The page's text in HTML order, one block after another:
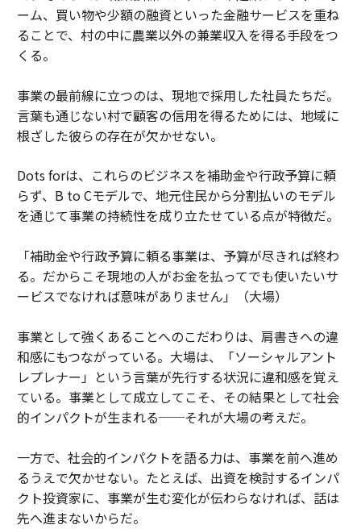
ーム、買い物や少額の融資といった金融サービスを重ね
ることで、村の中に農業以外の兼業収入を得る手段をつ
くる。
事業の最前線に立つのは、現地で採用した社員たちだ。
言葉も通じない村で顧客の信用を得るためには、地域に
根ざした彼らの存在が欠かせない。
Dots forは、これらのビジネスを補助金や行政予算に頼
らず、B to Cモデルで、地元住民から分割払いのモデル
を通じて事業の持続性を成り立たせている点が特徴だ。
「補助金や行政予算に頼る事業は、予算が尽きれば終わ
る。だからこそ現地の人がお金を払ってでも使いたいサ
ービスでなければ意味がありません」（大場）
事業として強くあることへのこだわりは、肩書きへの違
和感にもつながっている。大場は、「ソーシャルアント
レプレナー」という言葉が先行する状況に違和感を覚え
ている。事業として成立してこそ、その結果として社会
的インパクトが生まれる──それが大場の考えだ。
一方で、社会的インパクトを語る力は、事業を前へ進め
るうえで欠かせない。たとえば、出資を検討するインパ
クト投資家に、事業が生む変化が伝わらなければ、話は
先へ進まないからだ。